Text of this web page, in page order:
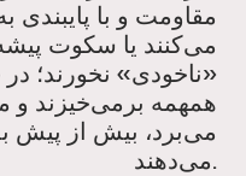
مقاومت و با
می‌کنند یا سکوت
«ناخودی» نخورند؛
همهمه برمی‌خیزند و
می‌برد، بیش از پیش
می‌دهند.